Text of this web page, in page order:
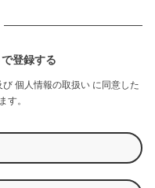
登録する
び 個人情報の取扱い に同意した
す。